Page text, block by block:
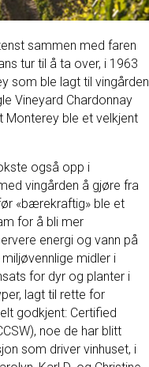
sammen med faren
tur til å ta over, i 1963
som ble lagt til vingården
Vineyard Chardonnay
Monterey ble et velkjent
også opp i
vingården å gjøre fra
«bærekraftig» ble et
for å bli mer
energi og vann på
midler i
for dyr og planter i
lagt til rette for
godkjent: Certified
noe de har blitt
som driver vinhuset, i